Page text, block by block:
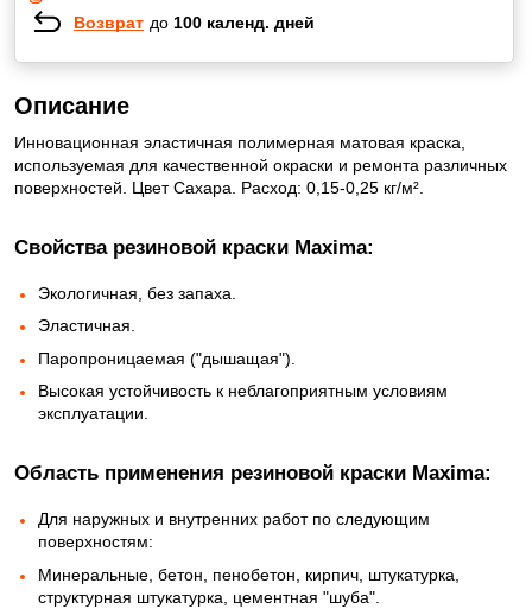
Возврат до 100 календ. дней
Описание
Инновационная эластичная полимерная матовая краска,
используемая для качественной окраски и ремонта различных
поверхностей. Цвет Сахара. Расход: 0,15-0,25 кг/м².
Свойства резиновой краски Maxima:
Экологичная, без запаха.
Эластичная.
Паропроницаемая ("дышащая").
Высокая устойчивость к неблагоприятным условиям
эксплуатации.
Область применения резиновой краски Maxima:
Для наружных и внутренних работ по следующим
поверхностям:
Минеральные, бетон, пенобетон, кирпич, штукатурка,
структурная штукатурка, цементная "шуба".